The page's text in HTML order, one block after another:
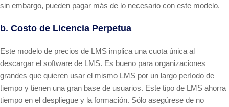
sin embargo, pueden pagar más de lo necesario con este modelo.
b. Costo de Licencia Perpetua
Este modelo de precios de LMS implica una cuota única al
descargar el software de LMS. Es bueno para organizaciones
grandes que quieren usar el mismo LMS por un largo período de
tiempo y tienen una gran base de usuarios. Este tipo de LMS ahorra
tiempo en el despliegue y la formación. Sólo asegúrese de no